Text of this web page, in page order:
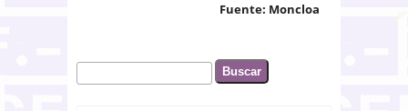
Fuente: Moncloa
Formulario de búsqueda
Buscar